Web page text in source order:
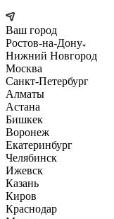
Ваш город
Ростов-на-Дону
Нижний Новгород
Москва
Санкт-Петербург
Алматы
Астана
Бишкек
Воронеж
Екатеринбург
Челябинск
Ижевск
Казань
Киров
Краснодар